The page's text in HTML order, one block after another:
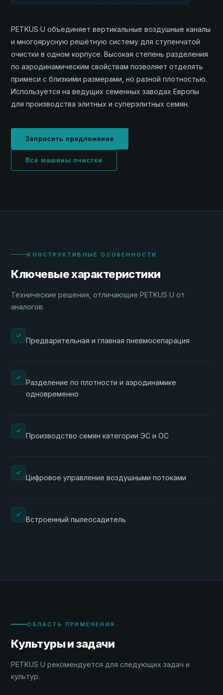
PETKUS U объединяет вертикальные воздушные каналы
и многоярусную решётную систему для ступенчатой
очистки в одном корпусе. Высокая степень разделения
по аэродинамическим свойствам позволяет отделять
примеси с близкими размерами, но разной плотностью.
Используется на ведущих семенных заводах Европы
для производства элитных и суперэлитных семян.
Запросить предложение
Все машины очистки
КОНСТРУКТИВНЫЕ ОСОБЕННОСТИ
Ключевые характеристики
Технические решения, отличающие PETKUS U от
аналогов.
Предварительная и главная пневмосепарация
Разделение по плотности и аэродинамике
одновременно
Производство семян категории ЭС и ОС
Цифровое управление воздушными потоками
Встроенный пылеосадитель
ОБЛАСТЬ ПРИМЕНЕНИЯ
Культуры и задачи
PETKUS U рекомендуется для следующих задач и
культур.